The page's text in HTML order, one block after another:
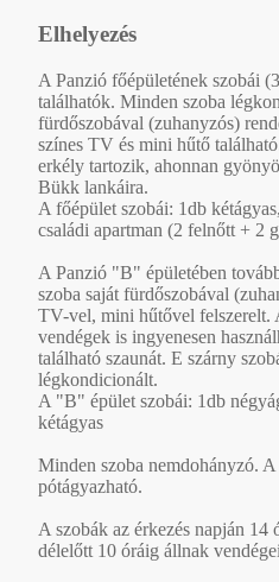
Elhelyezés
A Panzió főépületének szobái
találhatók. Minden szoba
fürdőszobával (zuhanyzós)
színes TV és mini hűtő
erkély tartozik, ahonnan
Bükk lankáira.
A főépület szobái: 1db
családi apartman (2 felnőtt + 2
A Panzió "B" épületében
szoba saját fürdőszobával
TV-vel, mini hűtővel felszerelt.
vendégek is ingyenesen
található szaunát. E szárny
légkondicionált.
A "B" épület szobái: 1db
kétágyas
Minden szoba nemdohányzó. A
pótágyazható.
A szobák az érkezés napján 14
délelőtt 10 óráig állnak